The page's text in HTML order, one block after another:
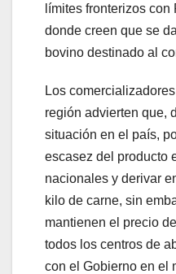
límites fronterizos
donde creen que se
bovino destinado al
Los
región advierten que,
situación en el país,
escasez del producto
nacionales y derivar
kilo de carne, sin
mantienen el precio
todos los centros de
con el Gobierno en el